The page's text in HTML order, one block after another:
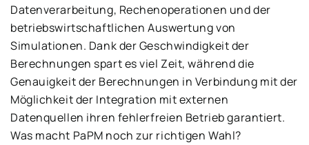
Datenverarbeitung, Rechenoperationen und der
betriebswirtschaftlichen Auswertung von
Simulationen. Dank der Geschwindigkeit der
Berechnungen spart es viel Zeit, während die
Genauigkeit der Berechnungen in Verbindung mit der
Möglichkeit der Integration mit externen
Datenquellen ihren fehlerfreien Betrieb garantiert.
Was macht PaPM noch zur richtigen Wahl?